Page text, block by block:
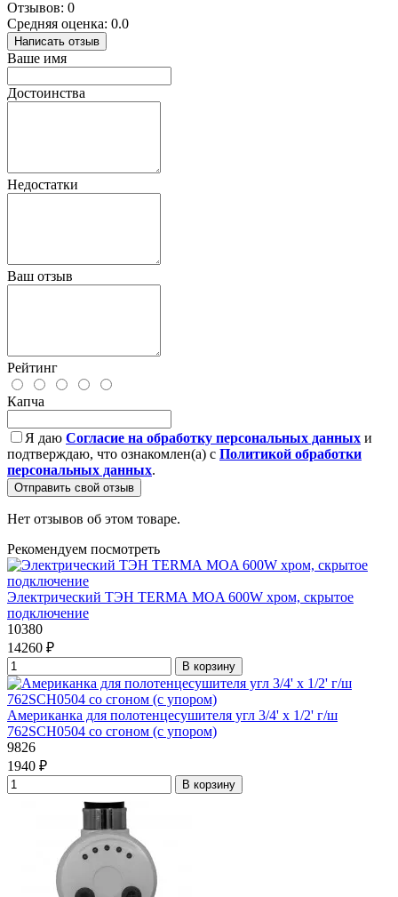
Отзывов: 0
Средняя оценка: 0.0
Написать отзыв
Ваше имя
Достоинства
Недостатки
Ваш отзыв
Рейтинг
Капча
Я даю Согласие на обработку персональных данных и
подтверждаю, что ознакомлен(а) с Политикой обработки
персональных данных.
Отправить свой отзыв
Нет отзывов об этом товаре.
Рекомендуем посмотреть
Электрический ТЭН TERMА MOA 600W хром, скрытое
подключение
10380
14260 ₽
В корзину
Американка для полотенцесушителя угл 3/4' x 1/2' г/ш
762SCH0504 со сгоном (с упором)
9826
1940 ₽
В корзину